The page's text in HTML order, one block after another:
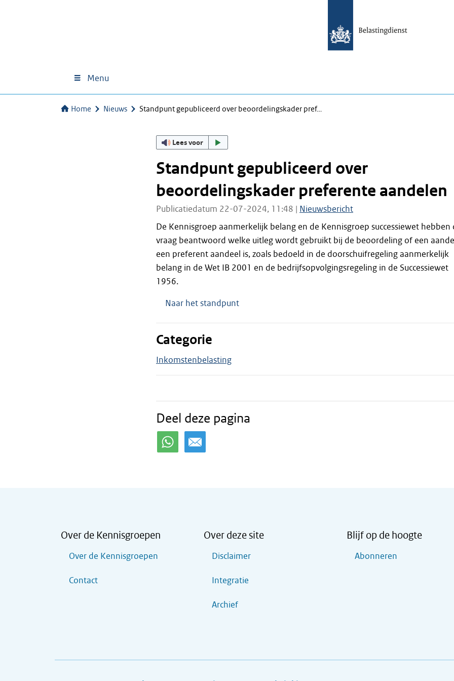
Menu
Home Nieuws Standpunt gepubliceerd over beoordelingskader pref…
Lees voor
Standpunt gepubliceerd over
beoordelingskader preferente aandelen
Publicatiedatum 22-07-2024, 11:48 | Nieuwsbericht
De Kennisgroep aanmerkelijk belang en de Kennisgroep successiewet hebben
vraag beantwoord welke uitleg wordt gebruikt bij de beoordeling of een
een preferent aandeel is, zoals bedoeld in de doorschuifregeling aanmerkelijk
belang in de Wet IB 2001 en de bedrijfsopvolgingsregeling in de Successiewet
1956.
Naar het standpunt
Categorie
Inkomstenbelasting
Deel deze pagina
Over de Kennisgroepen
Over de Kennisgroepen
Contact
Over deze site
Disclaimer
Integratie
Archief
Blijf op de hoogte
Abonneren